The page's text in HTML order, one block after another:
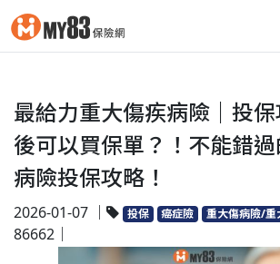
最給力重大傷疾病險｜投
後可以買保單？！不能錯
病險投保攻略！
2026-01-07 ｜ 投保 癌症險 重大傷病險/重
86662｜